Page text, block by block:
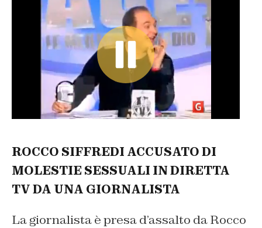
ROCCO SIFFREDI ACCUSATO DI
MOLESTIE SESSUALI IN DIRETTA
TV DA UNA GIORNALISTA
La giornalista è presa d’assalto da Rocco